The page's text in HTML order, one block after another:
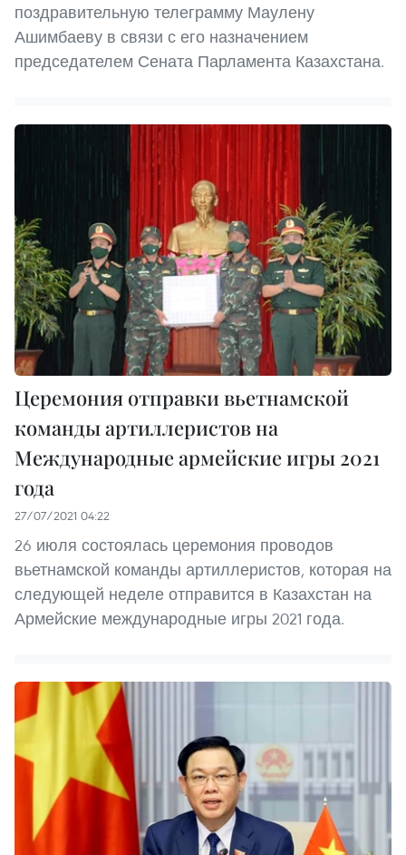
поздравительную телеграмму Маулену
Ашимбаеву в связи с его назначением
председателем Сената Парламента Казахстана.
Церемония отправки вьетнамской
команды артиллеристов на
Международные армейские игры 2021
года
27/07/2021 04:22
26 июля состоялась церемония проводов
вьетнамской команды артиллеристов, которая на
следующей неделе отправится в Казахстан на
Армейские международные игры 2021 года.